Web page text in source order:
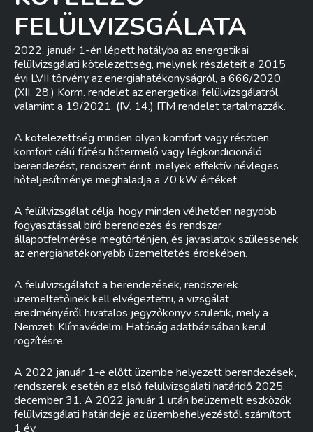
FELÜLVIZSGÁLATA
2022. január 1-én lépett hatályba az energetikai
felülvizsgálati kötelezettség, melynek részleteit a 2015
évi LVII törvény az energiahatékonyságról, a 666/2020.
(XII. 28.) Korm. rendelet az energetikai felülvizsgálatról,
valamint a 19/2021. (IV. 14.) ITM rendelet tartalmazzák.
A kötelezettség minden olyan komfort vagy részben
komfort célú fűtési hőtermelő vagy légkondicionáló
berendezést, rendszert érint, melyek effektív névleges
hőteljesítménye meghaladja a 70 kW értéket.
A felülvizsgálat célja, hogy minden vélhetően nagyobb
fogyasztással bíró berendezés és rendszer
állapotfelmérése megtörténjen, és javaslatok szülessenek
az energiahatékonyabb üzemeltetés érdekében.
A felülvizsgálatot a berendezések, rendszerek
üzemeltetőinek kell elvégeztetni, a vizsgálat
eredményéről hivatalos jegyzőkönyv születik, mely a
Nemzeti Klímavédelmi Hatóság adatbázisában kerül
rögzítésre.
A 2022 január 1-e előtt üzembe helyezett berendezések,
rendszerek esetén az első felülvizsgálati határidő 2025.
december 31. A 2022 január 1 után beüzemelt eszközök
felülvizsgálati határideje az üzembehelyezéstől számított
1 év.